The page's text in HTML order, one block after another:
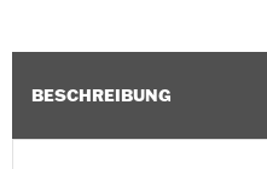
BESCHREIBUNG